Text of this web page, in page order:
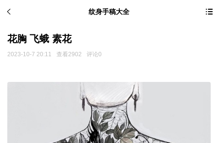
纹身手稿大全
花胸 飞蛾 素花
2023-10-7 20:11 查看2902 评论0